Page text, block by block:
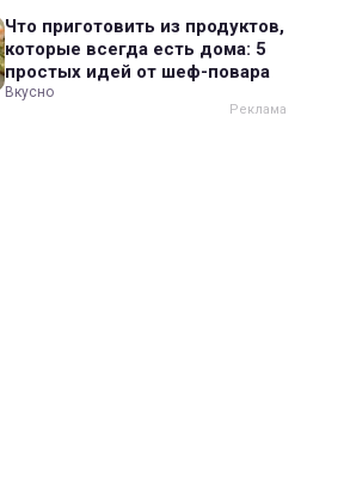
Что приготовить из продуктов,
которые всегда есть дома: 5
простых идей от шеф-повара
Вкусно